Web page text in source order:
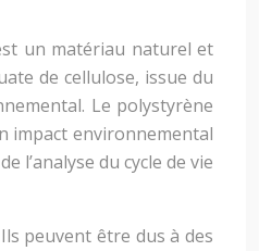
un matériau naturel et
de cellulose, issue du
Le polystyrène
impact environnemental
du cycle de vie
peuvent être dus à des